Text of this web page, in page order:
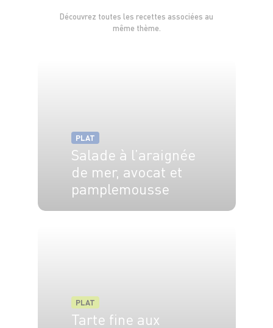
Découvrez toutes les recettes associées au
même thème.
PLAT
Salade à l’araignée
de mer, avocat et
pamplemousse
PLAT
Tarte fine aux